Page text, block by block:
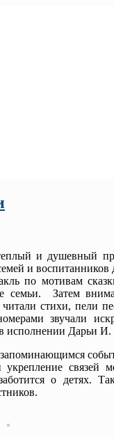
и душевный
и воспитанников
по мотивам
семьи. Затем
читали стихи,
звучали
Дарьи И.
связей
о детях.